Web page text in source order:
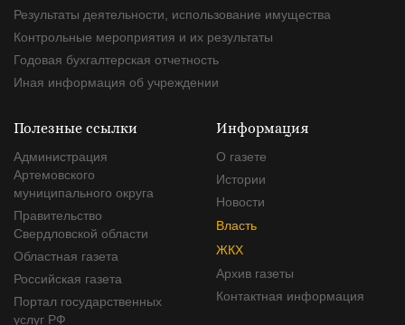
Результаты деятельности, использование имущества
Контрольные мероприятия и их результаты
Годовая бухгалтерская отчетность
Иная информация об учреждении
Полезные ссылки
Администрация
Артемовского
муниципального округа
Правительство
Свердловской области
Областная газета
Российская газета
Портал государственных
услуг РФ
Информация
О газете
Истории
Новости
Власть
ЖКХ
Архив газеты
Контактная информация